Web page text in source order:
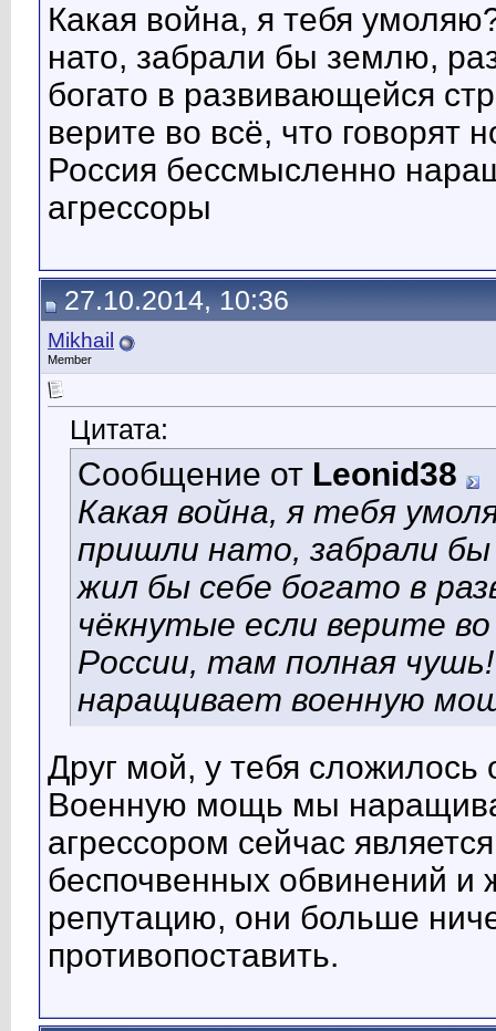
Какая война, я тебя
нато, забрали бы землю,
богато в развивающейся
верите во всё, что говорят
Россия бессмысленно
агрессоры
27.10.2014, 10:36
Mikhail
Member
Цитата:
Сообщение от Leonid38
Какая война, я тебя
пришли нато, забрали бы
жил бы себе богато в
чёкнутые если верите
России, там полная
наращивает военную
Друг мой, у тебя
Военную мощь мы
агрессором сейчас
беспочвенных обвинений и
репутацию, они больше
противопоставить.